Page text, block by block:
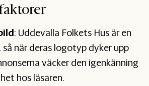
: Uddevalla Folkets Hus är en
så när deras logotyp dyker upp
väcker den igenkänning
hos läsaren.